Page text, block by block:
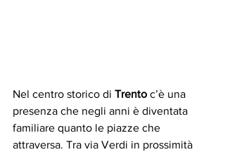
Nel centro storico di Trento c’è una
presenza che negli anni è diventata
familiare quanto le piazze che
attraversa. Tra via Verdi in prossimità